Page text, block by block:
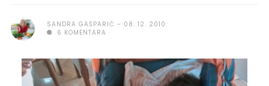
SANDRA GAŠPARIĆ
08. 12. 2010.
6 KOMENTARA